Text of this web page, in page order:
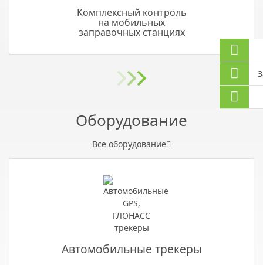
Комплексный контроль
на мобильных
заправочных станциях
Оборудование
Всё оборудование
Автомобильные трекеры